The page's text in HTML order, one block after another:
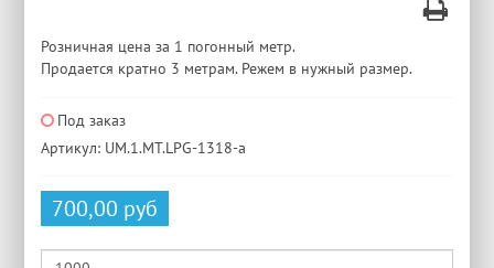
Розничная цена за 1 погонный метр.
Продается кратно 3 метрам. Режем в нужный размер.
Под заказ
Артикул: UM.1.MT.LPG-1318-a
700,00 руб